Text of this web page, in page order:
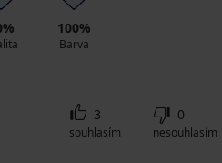
100%
Barva
3
souhlasím
0
nesouhlasím